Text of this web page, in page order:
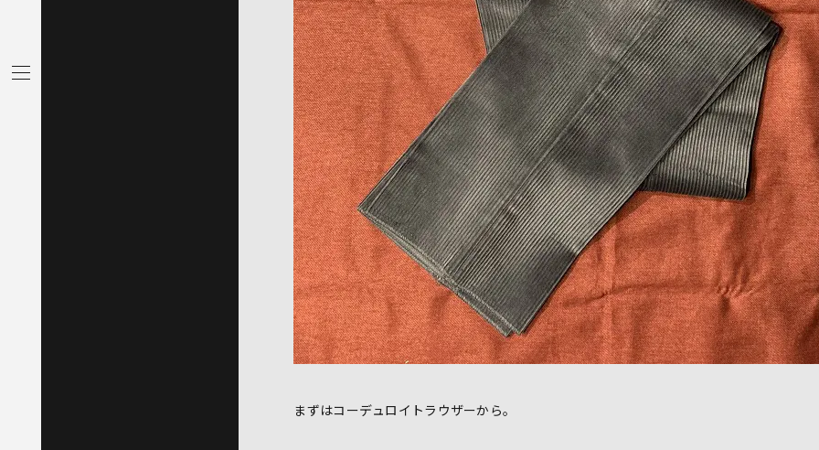
まずはコーデュロイトラウザーから。